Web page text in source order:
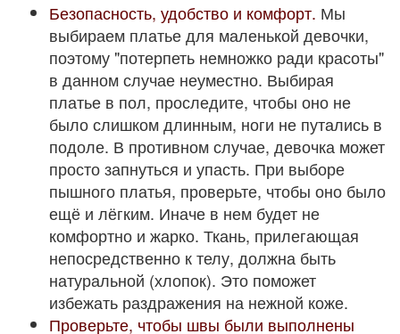
Безопасность, удобство и комфорт. Мы
выбираем платье для маленькой девочки,
поэтому "потерпеть немножко ради красоты"
в данном случае неуместно. Выбирая
платье в пол, проследите, чтобы оно не
было слишком длинным, ноги не путались в
подоле. В противном случае, девочка может
просто запнуться и упасть. При выборе
пышного платья, проверьте, чтобы оно было
ещё и лёгким. Иначе в нем будет не
комфортно и жарко. Ткань, прилегающая
непосредственно к телу, должна быть
натуральной (хлопок). Это поможет
избежать раздражения на нежной коже.
Проверьте, чтобы швы были выполнены